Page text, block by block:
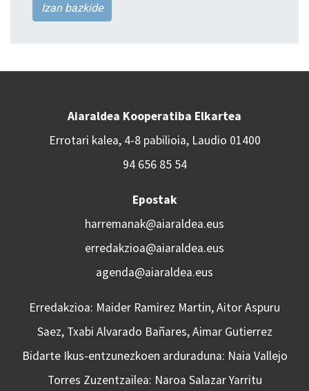
Izan bazkide
Aiaraldea Kooperatiba Elkartea
Errotari kalea, 4-8 pabilioia, Laudio 01400
94 656 85 54
Epostak
harremanak@aiaraldea.eus
erredakzioa@aiaraldea.eus
agenda@aiaraldea.eus
Erredakzioa: Maider Ramirez Martin, Aitor Aspuru
Saez, Txabi Alvarado Bañares, Aimar Gutierrez
Bidarte Ikus-entzunezkoen arduraduna: Naia Vallejo
Torres Zuzentzailea: Naroa Salazar Yarritu